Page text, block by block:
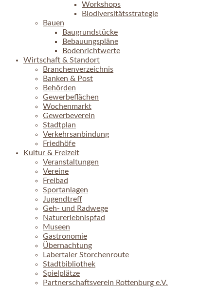
Workshops
Biodiversitätsstrategie
Bauen
Baugrundstücke
Bebauungspläne
Bodenrichtwerte
Wirtschaft & Standort
Branchenverzeichnis
Banken & Post
Behörden
Gewerbeflächen
Wochenmarkt
Gewerbeverein
Stadtplan
Verkehrsanbindung
Friedhöfe
Kultur & Freizeit
Veranstaltungen
Vereine
Freibad
Sportanlagen
Jugendtreff
Geh- und Radwege
Naturerlebnispfad
Museen
Gastronomie
Übernachtung
Labertaler Storchenroute
Stadtbibliothek
Spielplätze
Partnerschaftsverein Rottenburg e.V.